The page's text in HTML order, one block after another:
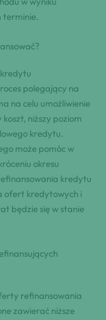
terminie.
polegający na
na celu umożliwienie
niższy poziom
kredytu.
może pomóc w
okresu
kredytu
ofert kredytowych i
będzie się w stanie
refinansowania
zawierać niższe